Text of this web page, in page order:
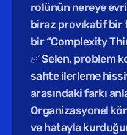
rolünün nereye
biraz provıkatif bir
bir “Complexity
✅ Selen, problem
sahte ilerleme
arasındaki farkı
Organizasyonel
ve hatayla